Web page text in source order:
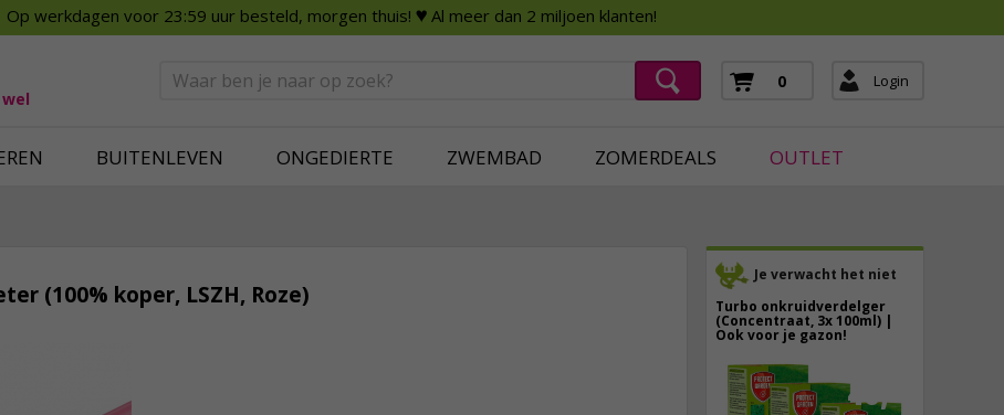
Op werkdagen voor 23:59 uur besteld, morgen thuis! ♥ Al meer dan 2 miljoen klanten!
wel
0 Login
BUITENLEVEN ONGEDIERTE ZWEMBAD ZOMERDEALS OUTLET
Smart Home
Deurbellen
Slimme beveiliging
Je verwacht het niet
Turbo onkruidverdelger
(Concentraat, 3x 100ml) |
Ook voor je gazon!
40,
(100% koper, LSZH, Roze)